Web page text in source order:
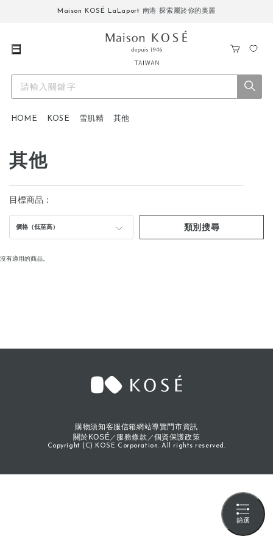
Maison KOSÉ LaLaport 南港 探索屬於你的美麗
HOME KOSE 雪肌精 其他
篩選
其他
目標商品：
價格（低至高） 類別搜尋
沒有適用的商品。
購物須知客服信箱網站導覽門市資訊
關於KOSÉ
服務條款 個資保護政策
Copyright (C) KOSE Corporation. All rights reserved.